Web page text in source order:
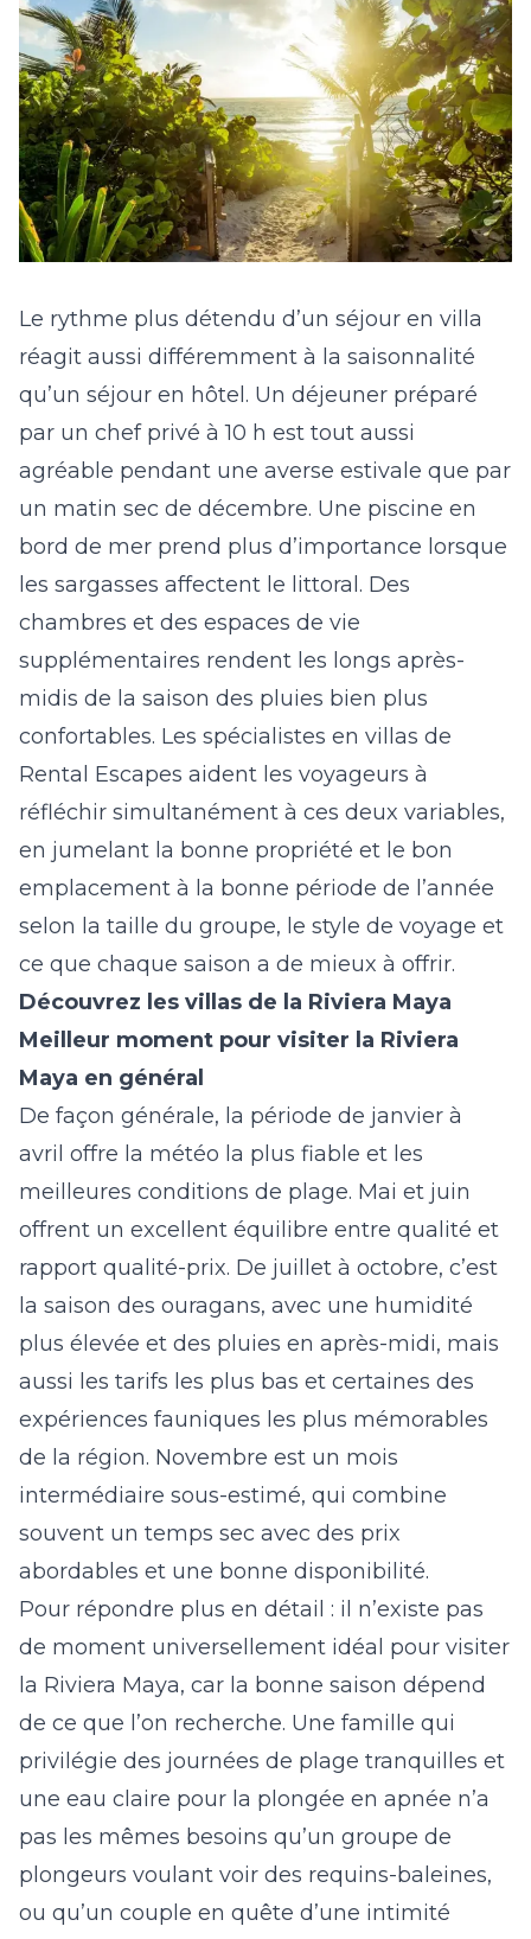
Le rythme plus détendu d’un séjour en villa
réagit aussi différemment à la saisonnalité
qu’un séjour en hôtel. Un déjeuner préparé
par un chef privé à 10 h est tout aussi
agréable pendant une averse estivale que par
un matin sec de décembre. Une piscine en
bord de mer prend plus d’importance lorsque
les sargasses affectent le littoral. Des
chambres et des espaces de vie
supplémentaires rendent les longs après-
midis de la saison des pluies bien plus
confortables. Les spécialistes en villas de
Rental Escapes aident les voyageurs à
réfléchir simultanément à ces deux variables,
en jumelant la bonne propriété et le bon
emplacement à la bonne période de l’année
selon la taille du groupe, le style de voyage et
ce que chaque saison a de mieux à offrir.
Découvrez les villas de la Riviera Maya
Meilleur moment pour visiter la Riviera
Maya en général
De façon générale, la période de janvier à
avril offre la météo la plus fiable et les
meilleures conditions de plage. Mai et juin
offrent un excellent équilibre entre qualité et
rapport qualité-prix. De juillet à octobre, c’est
la saison des ouragans, avec une humidité
plus élevée et des pluies en après-midi, mais
aussi les tarifs les plus bas et certaines des
expériences fauniques les plus mémorables
de la région. Novembre est un mois
intermédiaire sous-estimé, qui combine
souvent un temps sec avec des prix
abordables et une bonne disponibilité.
Pour répondre plus en détail : il n’existe pas
de moment universellement idéal pour visiter
la Riviera Maya, car la bonne saison dépend
de ce que l’on recherche. Une famille qui
privilégie des journées de plage tranquilles et
une eau claire pour la plongée en apnée n’a
pas les mêmes besoins qu’un groupe de
plongeurs voulant voir des requins-baleines,
ou qu’un couple en quête d’une intimité